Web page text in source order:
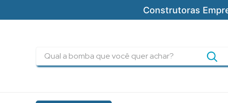
Construtoras